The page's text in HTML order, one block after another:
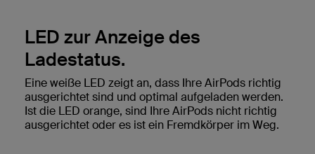
LED zur Anzeige des
Ladestatus.
Eine weiße LED zeigt an, dass Ihre AirPods richtig
ausgerichtet sind und optimal aufgeladen werden.
Ist die LED orange, sind Ihre AirPods nicht richtig
ausgerichtet oder es ist ein Fremdkörper im Weg.